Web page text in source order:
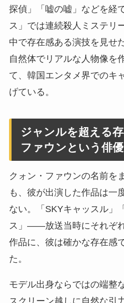
探偵」「嘘の嘘」などを経
ス」では連続殺人ミステリ
中で存在感ある演技を見せ
自然体でリアルな人物像を
て、韓国エンタメ界でのキ
げている。
ジャンルを超える
ファウンという俳優
クォン・ファウンの名前を
も、彼が出演した作品は一
ない。「SKYキャッスル」
ス」——放送当時にそれぞ
作品に、彼は確かな存在感
た。
モデル出身ならではの端整
スクリーン越しに自然な引